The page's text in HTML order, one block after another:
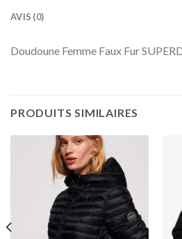
AVIS (0)
Doudoune Femme Faux Fur
PRODUITS SIMILAIRES